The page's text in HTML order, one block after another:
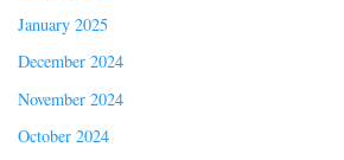
January 2025
December 2024
November 2024
October 2024